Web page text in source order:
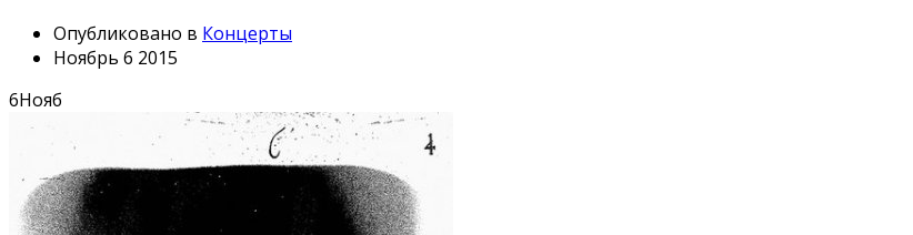
Опубликовано в Концерты
Ноябрь 6 2015
6Нояб